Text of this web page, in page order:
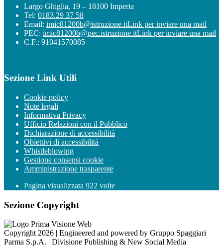
Largo Ghiglia, 19 – 18100 Imperia
Tel: 0183.29 37 58
Email: imic81200b@istruzione.itLink per inviare una mail
PEC: imic81200b@pec.istruzione.itLink per inviare una mail
C.F.: 91041570085
Sezione Link Utili
Cookie policy
Note legali
Informativa Privacy
Ufficio Relazioni con il Pubblico
Dichiarazione di accessibilità
Obiettivi di accessibilità
Whistleblowing
Gestione consensi cookie
Amministrazione trasparente
Pagina visualizzata 922 volte
Sezione Copyright
Copyright 2026 | Engineered and powered by Gruppo Spaggiari
Parma S.p.A. | Divisione Publishing & New Social Media